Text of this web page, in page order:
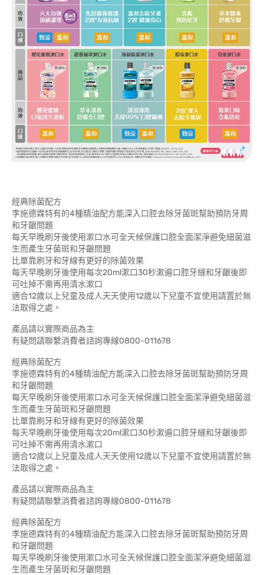
經典除菌配方
李施德霖特有的4種精油配方能深入口腔去除牙菌斑幫助預防牙周
和牙齦問題
每天早晚刷牙後使用漱口水可全天候保護口腔全面潔淨避免細菌滋
生而產生牙菌斑和牙齦問題
比單靠刷牙和牙線有更好的除菌效果
每天早晚刷牙後使用每次20ml漱口30秒漱遍口腔牙縫和牙齦後即
可吐掉不需再用清水漱口
適合12歲以上兒童及成人天天使用12歲以下兒童不宜使用請置於無
法取得之處。
產品請以實際商品為主
有疑問請聯繫消費者諮詢專線0800-011678
經典除菌配方
李施德霖特有的4種精油配方能深入口腔去除牙菌斑幫助預防牙周
和牙齦問題
每天早晚刷牙後使用漱口水可全天候保護口腔全面潔淨避免細菌滋
生而產生牙菌斑和牙齦問題
比單靠刷牙和牙線有更好的除菌效果
每天早晚刷牙後使用每次20ml漱口30秒漱遍口腔牙縫和牙齦後即
可吐掉不需再用清水漱口
適合12歲以上兒童及成人天天使用12歲以下兒童不宜使用請置於無
法取得之處。
產品請以實際商品為主
有疑問請聯繫消費者諮詢專線0800-011678
經典除菌配方
李施德霖特有的4種精油配方能深入口腔去除牙菌斑幫助預防牙周
和牙齦問題
每天早晚刷牙後使用漱口水可全天候保護口腔全面潔淨避免細菌滋
生而產生牙菌斑和牙齦問題